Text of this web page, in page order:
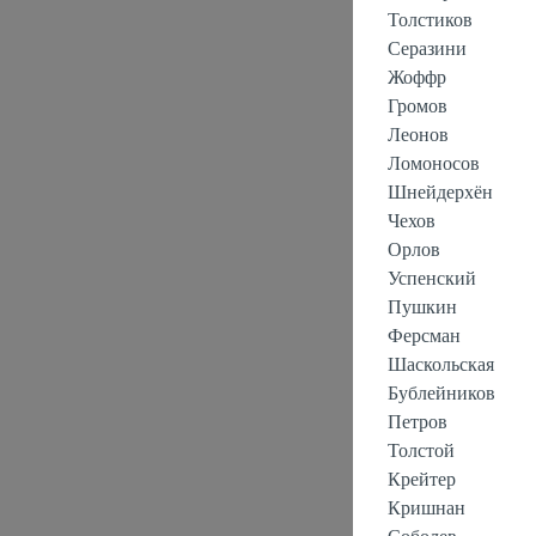
Толстиков
Серазини
Жоффр
Громов
Леонов
Ломоносов
Шнейдерхён
Чехов
Орлов
Успенский
Пушкин
Ферсман
Шаскольская
Бублейников
Петров
Толстой
Крейтер
Кришнан